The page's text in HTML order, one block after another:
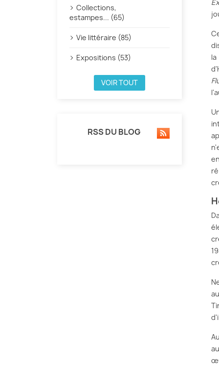
Collections,
estampes... (65)
Vie littéraire (85)
Expositions (53)
VOIR TOUT
RSS DU BLOG